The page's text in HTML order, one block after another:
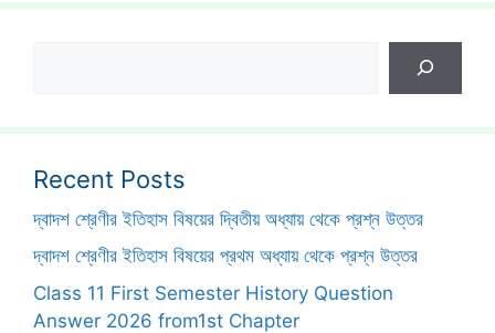
Recent Posts
দ্বাদশ শ্রেণীর ইতিহাস বিষয়ের দ্বিতীয় অধ্যায় থেকে প্রশ্ন উত্তর
দ্বাদশ শ্রেণীর ইতিহাস বিষয়ের প্রথম অধ্যায় থেকে প্রশ্ন উত্তর
Class 11 First Semester History Question
Answer 2026 from1st Chapter